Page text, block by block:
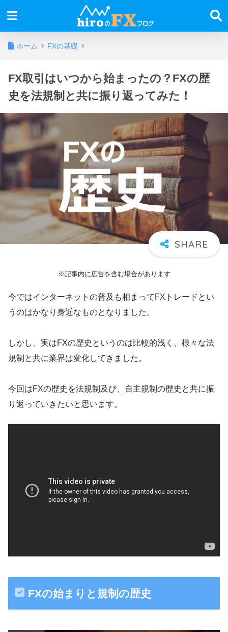
ホーム FXの基礎
FX取引はいつから始まったの？FXの歴
史を法規制と共に振り返ってみた！
※記事内に広告を含む場合があります
今ではインターネットの普及も相まってFXトレードとい
うのはかなり身近なものとなりました。
しかし、実はFXの歴史というのは比較的浅く、様々な法
規制と共に業界は変化してきました。
今回はFXの歴史を法規制及び、自主規制の歴史と共に振
り返っていきたいと思います。
FXの始まりと規制の歴史